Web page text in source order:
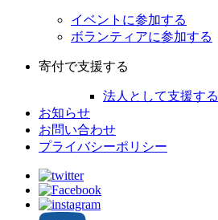
イベントに参加する
ボランティアに参加する
寄付で支援する
法人として支援する
お知らせ
お問い合わせ
プライバシーポリシー